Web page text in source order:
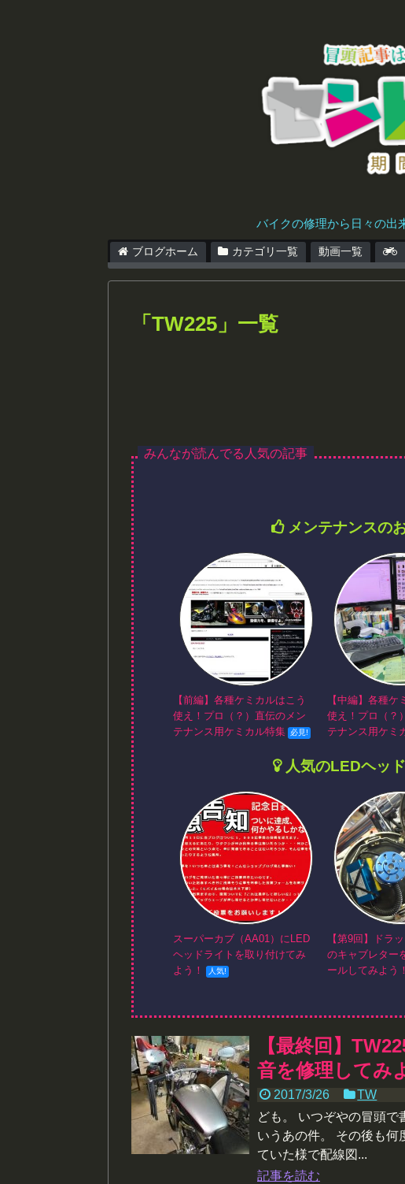
バイクの修理から日々の出
ブログホーム カテゴリ一覧 動画一覧
「 TW225 」 一覧
メンテナンスの
【前編】各種ケミカルはこう
使え！プロ（？）直伝のメン
テナンス用ケミカル特集
【中編】各種ケ
使え！プロ（？
テナンス用ケミ
人気のLEDヘッ
スーパーカブ（AA01）にLED
ヘッドライトを取り付けてみ
よう！
【第9回】ドラ
のキャブレター
ールしてみよう！
【最終回】
音を修理してみ
2017/3/26
TW
ども。 いつぞやの冒頭で
いうあの件。 その後も何
ていた様で配線図...
記事を読む